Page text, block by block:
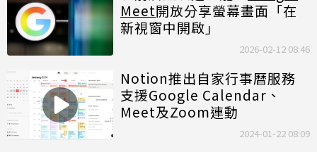
Meet開放分享螢幕畫面「在
新視窗中開啟」
2026-02-12 08:46
Notion推出自家行事曆服務
支援Google Calendar、
Meet及Zoom連動
2024-01-22 08:09